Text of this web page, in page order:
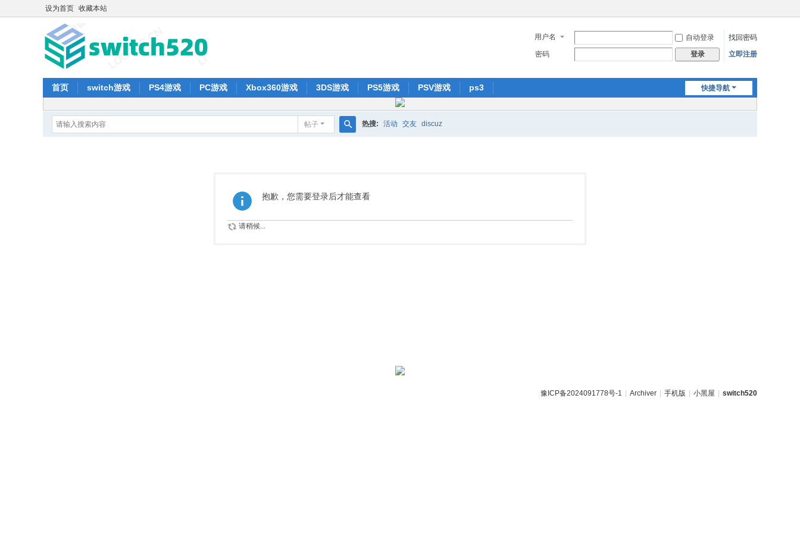
设为首页 收藏本站
用户名 自动登录
找回密码
密码
登录 立即注册
快捷导航
首页 switch游戏 PS4游戏 PC游戏 Xbox360游戏 3DS游戏 PS5游戏 PSV游戏 ps3
帖子 热搜: 活动 交友 discuz
抱歉，您需要登录后才能查看
请稍候...
豫ICP备2024091778号-1 Archiver 手机版 小黑屋 switch520